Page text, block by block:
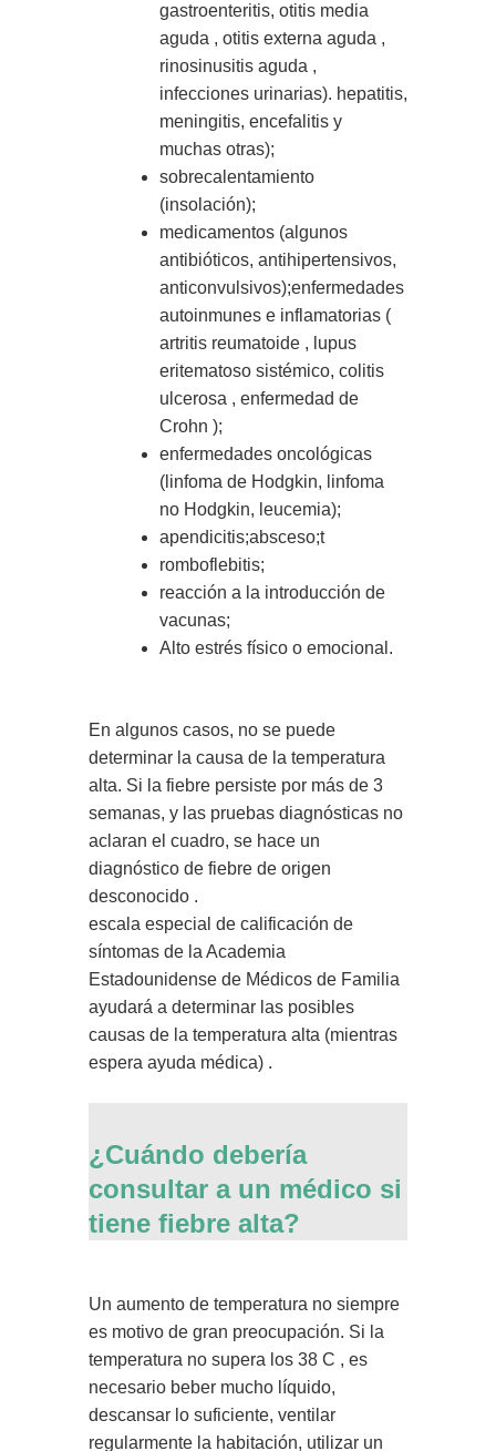
gastroenteritis, otitis media
aguda , otitis externa aguda ,
rinosinusitis aguda ,
infecciones urinarias). hepatitis,
meningitis, encefalitis y
muchas otras);
sobrecalentamiento
(insolación);
medicamentos (algunos
antibióticos, antihipertensivos,
anticonvulsivos);enfermedades
autoinmunes e inflamatorias (
artritis reumatoide , lupus
eritematoso sistémico, colitis
ulcerosa , enfermedad de
Crohn );
enfermedades oncológicas
(linfoma de Hodgkin, linfoma
no Hodgkin, leucemia);
apendicitis;absceso;t
romboflebitis;
reacción a la introducción de
vacunas;
Alto estrés físico o emocional.
En algunos casos, no se puede
determinar la causa de la temperatura
alta. Si la fiebre persiste por más de 3
semanas, y las pruebas diagnósticas no
aclaran el cuadro, se hace un
diagnóstico de fiebre de origen
desconocido .
escala especial de calificación de
síntomas de la Academia
Estadounidense de Médicos de Familia
ayudará a determinar las posibles
causas de la temperatura alta (mientras
espera ayuda médica) .
¿Cuándo debería
consultar a un médico si
tiene fiebre alta?
Un aumento de temperatura no siempre
es motivo de gran preocupación. Si la
temperatura no supera los 38 C , es
necesario beber mucho líquido,
descansar lo suficiente, ventilar
regularmente la habitación, utilizar un